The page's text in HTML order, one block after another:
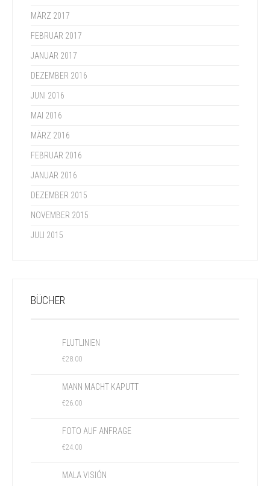
MÄRZ 2017
FEBRUAR 2017
JANUAR 2017
DEZEMBER 2016
JUNI 2016
MAI 2016
MÄRZ 2016
FEBRUAR 2016
JANUAR 2016
DEZEMBER 2015
NOVEMBER 2015
JULI 2015
BÜCHER
FLUTLINIEN
€28.00
MANN MACHT KAPUTT
€26.00
FOTO AUF ANFRAGE
€24.00
MALA VISIÓN